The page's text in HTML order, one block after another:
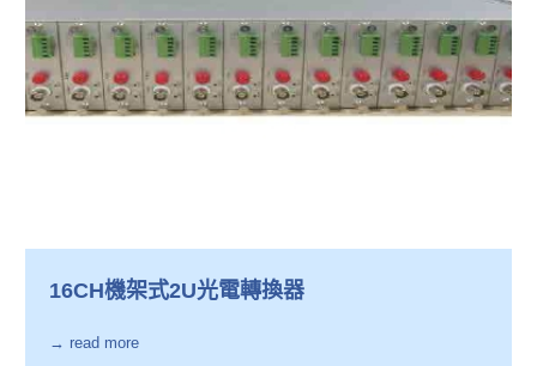
16CH機架式2U光電轉換器
→ read more